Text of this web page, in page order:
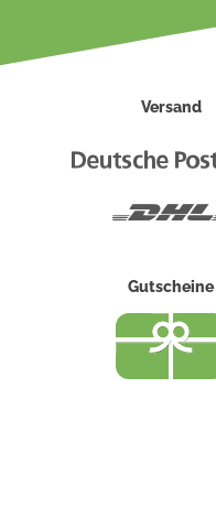
Versand
Gutscheine